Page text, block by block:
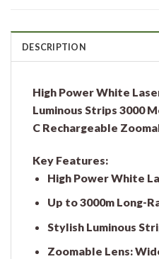
DESCRIPTION
High Power White
Luminous Strips 3000
C Rechargeable
Key Features:
High Power White
Up to 3000m Long-
Stylish Luminous
Zoomable Lens: